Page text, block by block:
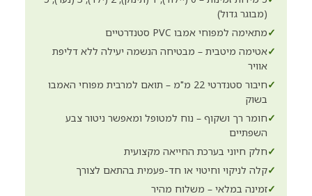
(מבוגר גדול)
✓מתאימה למפוחי אמבו PVC סטנדרטיים
✓אטימה מיטבית – מבטיחה הנשמה יעילה ללא דליפת
אוויר
✓
חיבור סטנדרטי 22 מ"מ – תואם למרבית מפוחי האמבו
בשוק
✓חומר רך ושקוף – נוח למטופל ומאפשר ניטור צבע
השפתיים
✓חלק חיוני בערכת החייאה מקצועית
✓קלה לניקוי וחיטוי או חד-פעמית בהתאם לצורך
✓זמינה במלאי – משלוח מהיר